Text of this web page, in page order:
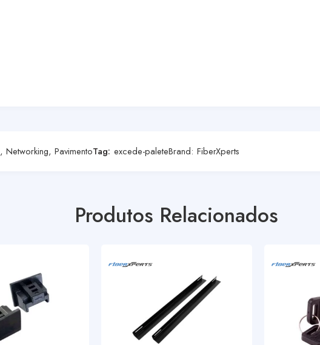
, Networking, PavimentoTag: excede-paleteBrand: FiberXperts
Produtos Relacionados